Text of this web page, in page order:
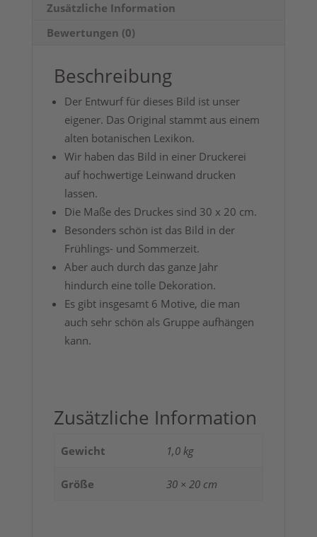
Zusätzliche Information
Bewertungen (0)
Beschreibung
Der Entwurf für dieses Bild ist unser
eigener. Das Original stammt aus einem
alten botanischen Lexikon.
Wir haben das Bild in einer Druckerei
auf hochwertige Leinwand drucken
lassen.
Die Maße des Druckes sind 30 x 20 cm.
Besonders schön ist das Bild in der
Frühlings- und Sommerzeit.
Aber auch durch das ganze Jahr
hindurch eine tolle Dekoration.
Es gibt insgesamt 6 Motive, die man
auch sehr schön als Gruppe aufhängen
kann.
Zusätzliche Information
Gewicht 1,0 kg
Größe 30 × 20 cm